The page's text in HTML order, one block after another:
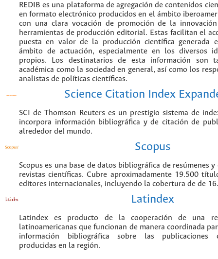
REDIB es una plataforma de agregación de contenidos
en formato electrónico producidos en el ámbito
con una clara vocación de promoción de la
herramientas de producción editorial. Estas facilitan el
puesta en valor de la producción científica generada
ámbito de actuación, especialmente en los diversos
propios. Los destinatarios de esta información son
académica como la sociedad en general, así como los
analistas de políticas científicas.
Science Citation Index
SCI de Thomson Reuters es un prestigio sistema de
incorpora información bibliográfica y de citación de
alrededor del mundo.
Scopus
Scopus es una base de datos bibliográfica de resúmenes
revistas científicas. Cubre aproximadamente 19.500
editores internacionales, incluyendo la cobertura de de
Latindex
Latindex es producto de la cooperación de una
latinoamericanas que funcionan de manera coordinada
información bibliográfica sobre las publicaciones
producidas en la región.